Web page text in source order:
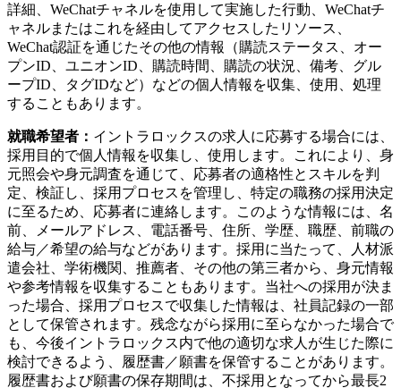
詳細、WeChatチャネルを使用して実施した行動、WeChatチ
ャネルまたはこれを経由してアクセスしたリソース、
WeChat認証を通じたその他の情報（購読ステータス、オー
プンID、ユニオンID、購読時間、購読の状況、備考、グル
ープID、タグIDなど）などの個人情報を収集、使用、処理
することもあります。
就職希望者： イントラロックスの求人に応募する場合には、
採用目的で個人情報を収集し、使用します。これにより、身
元照会や身元調査を通じて、応募者の適格性とスキルを判
定、検証し、採用プロセスを管理し、特定の職務の採用決定
に至るため、応募者に連絡します。このような情報には、名
前、メールアドレス、電話番号、住所、学歴、職歴、前職の
給与／希望の給与などがあります。採用に当たって、人材派
遣会社、学術機関、推薦者、その他の第三者から、身元情報
や参考情報を収集することもあります。当社への採用が決ま
った場合、採用プロセスで収集した情報は、社員記録の一部
として保管されます。残念ながら採用に至らなかった場合で
も、今後イントラロックス内で他の適切な求人が生じた際に
検討できるよう、履歴書／願書を保管することがあります。
履歴書および願書の保存期間は、不採用となってから最長2